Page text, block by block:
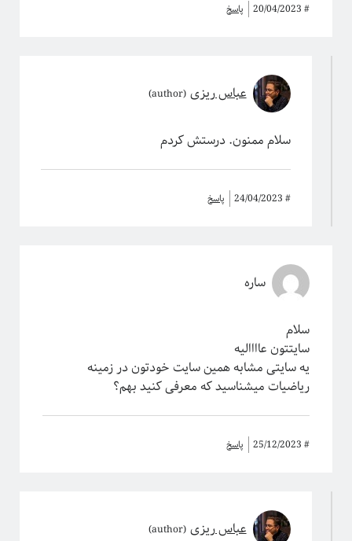
#
20/04/2023 پاسخ
عباس ریزی
سلام‌ ممنون. درستش کردم‌
#
24/04/2023 پاسخ
ساره
سلام
سایتتون عاااالیه
یه سایتی مشابه همین سایت خودتون در زمینه
ریاضیات میشناسید که معرفی کنید بهم؟
#
25/12/2023 پاسخ
عباس ریزی